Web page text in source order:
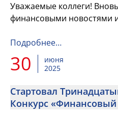
Уважаемые коллеги!
финансовыми новостями
Подробнее…
30
июня
2025
Стартовал
Конкурс «Финансовый